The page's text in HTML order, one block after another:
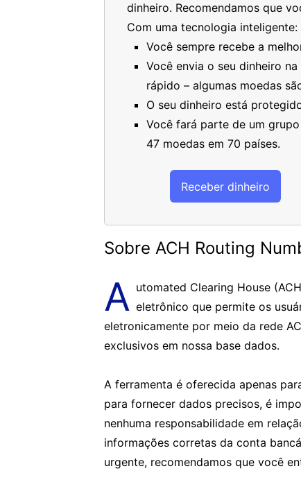
dinheiro. Recomendamos que
Com uma tecnologia inteligente:
Você sempre recebe a
Você envia o seu dinheiro
rápido – algumas moedas
O seu dinheiro está
Você fará parte de um
47 moedas em 70 países.
Receber dinheiro
Sobre ACH Routing
A utomated Clearing House
eletrônico que permite os
eletronicamente por meio da rede
exclusivos em nossa base dados.
A ferramenta é oferecida apenas
para fornecer dados precisos, é
nenhuma responsabilidade em
informações corretas da conta
urgente, recomendamos que você